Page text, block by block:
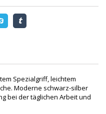
Spezialgriff, leichtem
Moderne schwarz-silber
bei der täglichen Arbeit und